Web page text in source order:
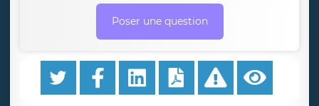
Poser une question